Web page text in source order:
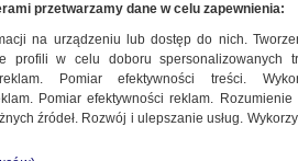
hulajnóg
za autem, bo myślał,
hamulca.
zobaczył złodzieja
przetwarzamy dane w celu zapewnienia:
na urządzeniu lub dostęp do nich.
profili w celu doboru spersonalizowanych
reklam. Pomiar efektywności treści.
Pomiar efektywności reklam.
źródeł. Rozwój i ulepszanie usług.